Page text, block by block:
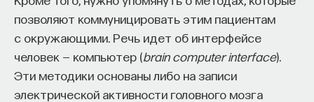
позволяют коммуницировать этим пациентам
с окружающими. Речь идет об интерфейсе
человек — компьютер (brain computer interface).
Эти методики основаны либо на записи
электрической активности головного мозга